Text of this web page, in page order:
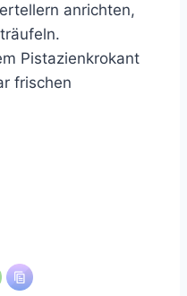
anrichten,
Pistazienkrokant
frischen